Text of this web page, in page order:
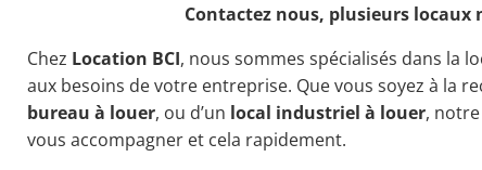
Contactez nous, plusieurs locaux
Chez Location BCI, nous sommes spécialisés dans la
aux besoins de votre entreprise. Que vous soyez à la
bureau à louer, ou d’un local industriel à louer,
vous accompagner et cela rapidement.